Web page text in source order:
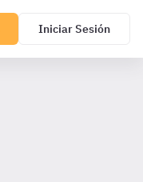
Iniciar Sesión